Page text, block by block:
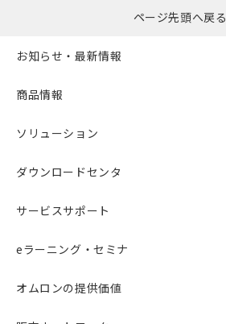
ページ先頭へ戻る
お知らせ・最新情報
商品情報
ソリューション
ダウンロードセンタ
サービスサポート
eラーニング・セミナ
オムロンの提供価値